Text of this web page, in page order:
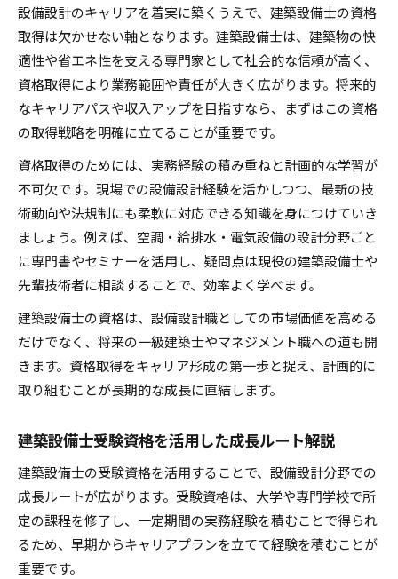
設備設計のキャリアを着実に築くうえで、建築設備士の資格
取得は欠かせない軸となります。建築設備士は、建築物の快
適性や省エネ性を支える専門家として社会的な信頼が高く、
資格取得により業務範囲や責任が大きく広がります。将来的
なキャリアパスや収入アップを目指すなら、まずはこの資格
の取得戦略を明確に立てることが重要です。
資格取得のためには、実務経験の積み重ねと計画的な学習が
不可欠です。現場での設備設計経験を活かしつつ、最新の技
術動向や法規制にも柔軟に対応できる知識を身につけていき
ましょう。例えば、空調・給排水・電気設備の設計分野ごと
に専門書やセミナーを活用し、疑問点は現役の建築設備士や
先輩技術者に相談することで、効率よく学べます。
建築設備士の資格は、設備設計職としての市場価値を高める
だけでなく、将来の一級建築士やマネジメント職への道も開
きます。資格取得をキャリア形成の第一歩と捉え、計画的に
取り組むことが長期的な成長に直結します。
建築設備士受験資格を活用した成長ルート解説
建築設備士の受験資格を活用することで、設備設計分野での
成長ルートが広がります。受験資格は、大学や専門学校で所
定の課程を修了し、一定期間の実務経験を積むことで得られ
るため、早期からキャリアプランを立てて経験を積むことが
重要です。